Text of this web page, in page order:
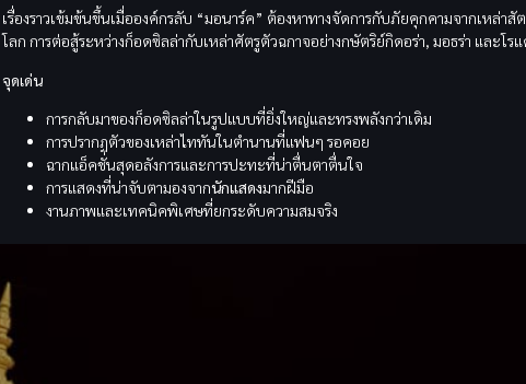
เรื่องราวเข้มข้นขึ้นเมื่อองค์กรลับ “มอนาร์ค” ต้องหาทางจัดการกับภัยคุกคามจากเหล่
โลก การต่อสู้ระหว่างก็อดซิลล่ากับเหล่าศัตรูตัวฉกาจอย่างกษัตริย์กิดอร่า, มอธร่า และโ
จุดเด่น
การกลับมาของก็อดซิลล่าในรูปแบบที่ยิ่งใหญ่และทรงพลังกว่าเดิม
การปรากฏตัวของเหล่าไททันในตำนานที่แฟนๆ รอคอย
ฉากแอ็คชั่นสุดอลังการและการปะทะที่น่าตื่นตาตื่นใจ
การแสดงที่น่าจับตามองจากนักแสดงมากฝีมือ
งานภาพและเทคนิคพิเศษที่ยกระดับความสมจริง